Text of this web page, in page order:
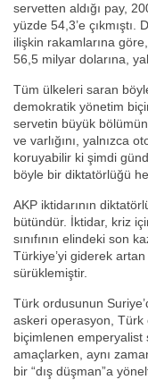
servetten aldığı pay,
yüzde 54,3’e çıkmıştı.
ilişkin rakamlarına
56,5 milyar dolarına,
Tüm ülkeleri saran
demokratik yönetim
servetin büyük
ve varlığını, yalnızca
koruyabilir ki şimdi
böyle bir diktatörlüğü
AKP iktidarının
bütündür. İktidar, kriz
sınıfının elindeki son
Türkiye’yi giderek
sürüklemiştir.
Türk ordusunun
askeri operasyon, Türk
biçimlenen
amaçlarken, aynı
bir “dış düşman”a